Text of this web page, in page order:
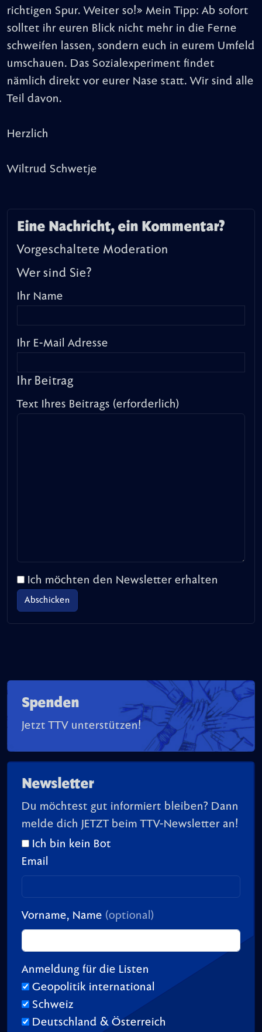
richtigen Spur. Weiter so!» Mein Tipp: Ab sofort
solltet ihr euren Blick nicht mehr in die Ferne
schweifen lassen, sondern euch in eurem Umfeld
umschauen. Das Sozialexperiment findet
nämlich direkt vor eurer Nase statt. Wir sind alle
Teil davon.
Herzlich
Wiltrud Schwetje
Eine Nachricht, ein Kommentar?
Vorgeschaltete Moderation
Wer sind Sie?
Ihr Name
Ihr E-Mail Adresse
Ihr Beitrag
Text Ihres Beitrags (erforderlich)
Ich möchten den Newsletter erhalten
Spenden
Jetzt TTV unterstützen!
Newsletter
Du möchtest gut informiert bleiben? Dann
melde dich JETZT beim TTV-Newsletter an!
Ich bin kein Bot
Email
Vorname, Name (optional)
Anmeldung für die Listen
Geopolitik international
Schweiz
Deutschland & Österreich